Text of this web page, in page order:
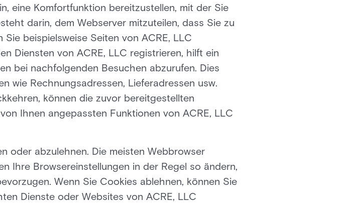
eine Komfortfunktion bereitzustellen, mit der Sie
darin, dem Webserver mitzuteilen, dass Sie zu
beispielsweise Seiten von ACRE, LLC
Diensten von ACRE, LLC registrieren, hilft ein
bei nachfolgenden Besuchen abzurufen. Dies
wie Rechnungsadressen, Lieferadressen usw.
können die zuvor bereitgestellten
Ihnen angepassten Funktionen von ACRE, LLC
oder abzulehnen. Die meisten Webbrowser
Ihre Browsereinstellungen in der Regel so ändern,
Wenn Sie Cookies ablehnen, können Sie
Dienste oder Websites von ACRE, LLC